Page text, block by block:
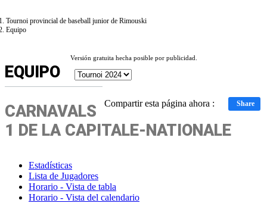
Tournoi provincial de baseball junior de Rimouski
Equipo
Versión gratuita hecha posible por publicidad.
EQUIPO
Compartir esta página ahora : Share
CARNAVALS
1 DE LA CAPITALE-NATIONALE
Estadísticas
Lista de Jugadores
Horario - Vista de tabla
Horario - Vista del calendario